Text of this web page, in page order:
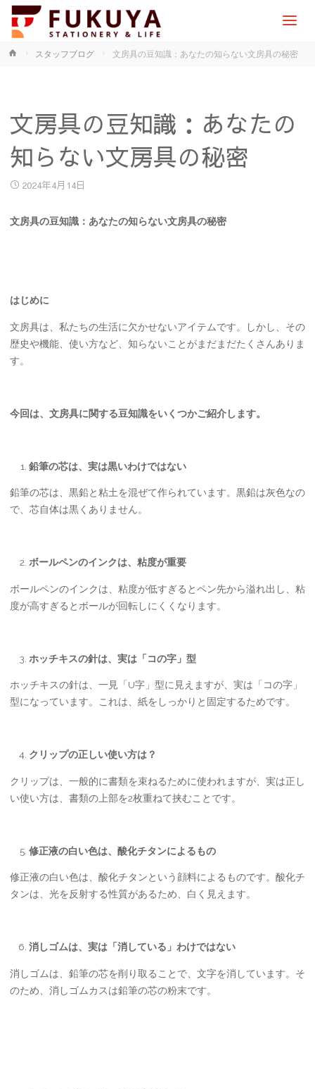
ホ
スタッフブログ 文房具の豆知識：あなたの知らない文房具の秘密
文房具の豆知識：あなたの
知らない文房具の秘密
2024年4月14日
文房具の豆知識：あなたの知らない文房具の秘密
はじめに
文房具は、私たちの生活に欠かせないアイテムです。しかし、その
歴史や機能、使い方など、知らないことがまだまだたくさんありま
す。
今回は、文房具に関する豆知識をいくつかご紹介します。
鉛筆の芯は、実は黒いわけではない
鉛筆の芯は、黒鉛と粘土を混ぜて作られています。黒鉛は灰色なの
で、芯自体は黒くありません。
ボールペンのインクは、粘度が重要
ボールペンのインクは、粘度が低すぎるとペン先から溢れ出し、粘
度が高すぎるとボールが回転しにくくなります。
ホッチキスの針は、実は「コの字」型
ホッチキスの針は、一見「U字」型に見えますが、実は「コの字」
型になっています。これは、紙をしっかりと固定するためです。
クリップの正しい使い方は？
クリップは、一般的に書類を束ねるために使われますが、実は正し
い使い方は、書類の上部を2枚重ねて挟むことです。
修正液の白い色は、酸化チタンによるもの
修正液の白い色は、酸化チタンという顔料によるものです。酸化チ
タンは、光を反射する性質があるため、白く見えます。
消しゴムは、実は「消している」わけではない
消しゴムは、鉛筆の芯を削り取ることで、文字を消しています。そ
のため、消しゴムカスは鉛筆の芯の粉末です。